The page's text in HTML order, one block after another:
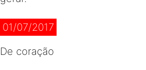
01/07/2017
De coração